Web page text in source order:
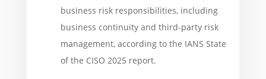
business risk responsibilities, including
business continuity and third-party risk
management, according to the IANS State
of the CISO 2025 report.